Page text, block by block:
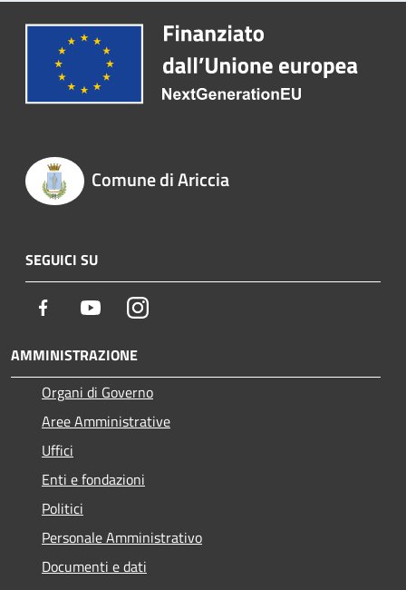
Comune di Ariccia
SEGUICI SU
Facebook YoutubeInstagram
AMMINISTRAZIONE
Organi di Governo
Aree Amministrative
Uffici
Enti e fondazioni
Politici
Personale Amministrativo
Documenti e dati